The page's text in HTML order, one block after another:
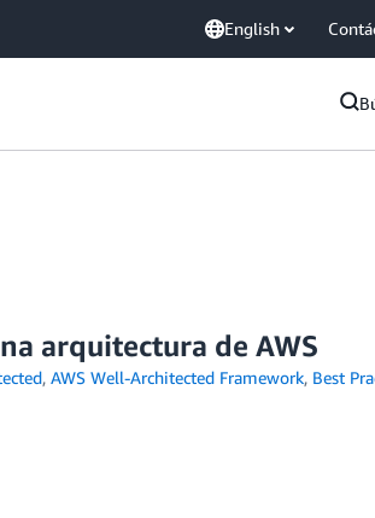
English
arquitectura de AWS
, AWS Well-Architected Framework, Best